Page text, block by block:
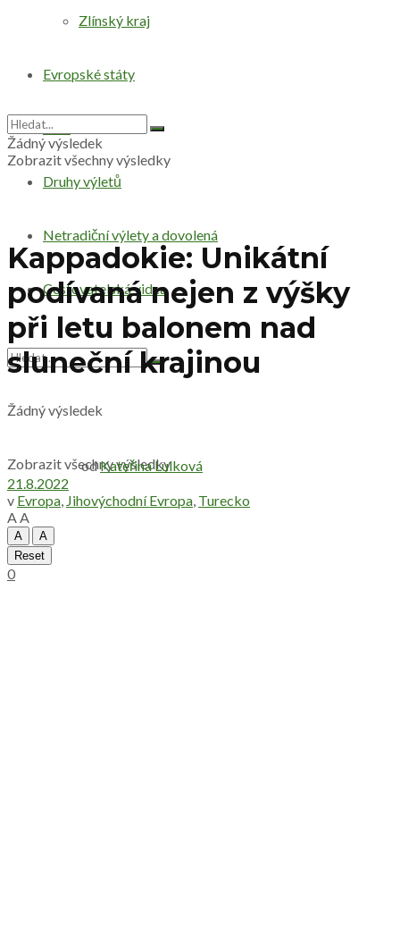
Zlínský kraj
Evropské státy
Svět
Druhy výletů
Netradiční výlety a dovolená
Cestovatelská videa
Žádný výsledek
Zobrazit všechny výsledky
Žádný výsledek
Zobrazit všechny výsledky
Kappadokie: Unikátní
podívaná nejen z výšky
při letu balonem nad
sluneční krajinou
odKateřina Lulková
21.8.2022
v Evropa, Jihovýchodní Evropa, Turecko
AA
A
A
Reset
0